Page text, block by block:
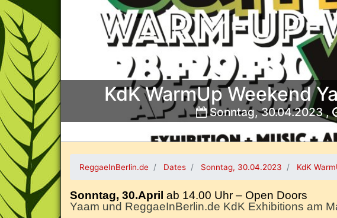
KdK WarmUp Weekend
Sonntag, 30.04.2023 ,
Bild:ReggaeInBerlin.de Dates Sonntag, 30.04.2023 KdK
Sonntag, 30.April ab 14.00 Uhr – Open Doors
Yaam und ReggaeInBerlin.de KdK Exhibitions am